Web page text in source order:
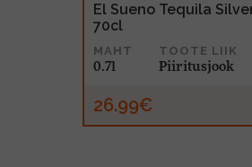
El Sueno Tequila
70cl
MAHT
0.7l
TOOTE LIIK
Piiritusjook
26.99€